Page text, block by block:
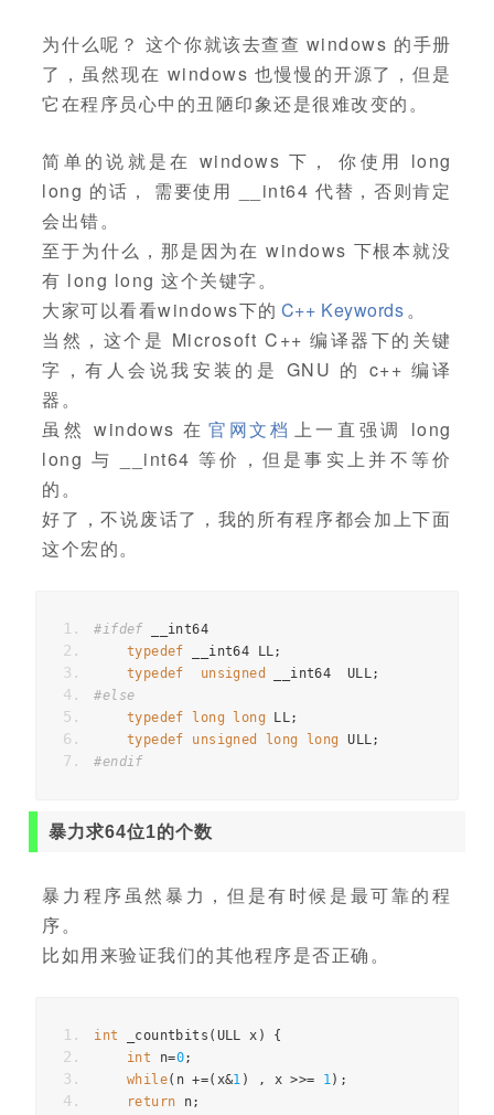
为什么呢？ 这个你就该去查查 windows 的手册
了，虽然现在 windows 也慢慢的开源了，但是
它在程序员心中的丑陋印象还是很难改变的。
简单的说就是在 windows 下， 你使用 long
long 的话， 需要使用 __int64 代替，否则肯定
会出错。
至于为什么，那是因为在 windows 下根本就没
有 long long 这个关键字。
大家可以看看windows下的 C++ Keywords。
当然，这个是 Microsoft C++ 编译器下的关键
字，有人会说我安装的是 GNU 的 c++ 编译
器。
虽然 windows 在 官网文档 上一直强调 long
long 与 __int64 等价，但是事实上并不等价
的。
好了，不说废话了，我的所有程序都会加上下面
这个宏的。
#ifdef __int64
typedef __int64 LL;
typedef
unsigned __int64  ULL;
#else
typedef
long long LL;
typedef
unsigned long long ULL;
#endif
暴力求64位1的个数
暴力程序虽然暴力，但是有时候是最可靠的程
序。
比如用来验证我们的其他程序是否正确。
int _countbits ( ULL x )
{
int n=0;
while( n +=( x&1 ) , x >>= 1);
return n;